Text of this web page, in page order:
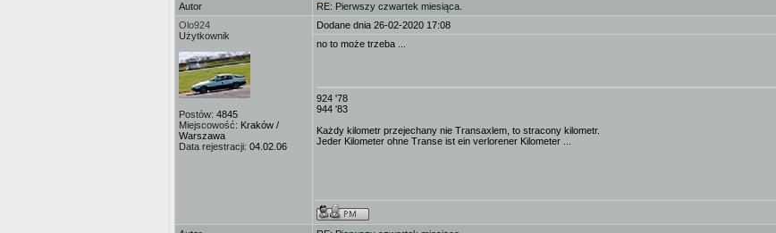
Autor
RE: Pierwszy czwartek miesiąca.
Olo924
Użytkownik
Postów: 4845
Miejscowość: Kraków /
Warszawa
Data rejestracji: 04.02.06
Dodane dnia 26-02-2020 17:08
no to może trzeba ...
924 '78
944 '83
Każdy kilometr przejechany nie Transaxlem, to stracony kilometr.
Jeder Kilometer ohne Transe ist ein verlorener Kilometer ...